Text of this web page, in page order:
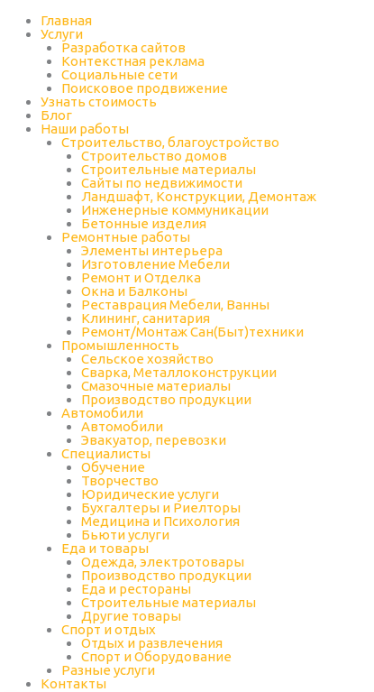
содержимому
Главная
Услуги
Разработка сайтов
Контекстная реклама
Социальные сети
Поисковое продвижение
Узнать стоимость
Блог
Наши работы
Строительство, благоустройство
Строительство домов
Строительные материалы
Сайты по недвижимости
Ландшафт, Конструкции, Демонтаж
Инженерные коммуникации
Бетонные изделия
Ремонтные работы
Элементы интерьера
Изготовление Мебели
Ремонт и Отделка
Окна и Балконы
Реставрация Мебели, Ванны
Клининг, санитария
Ремонт/Монтаж Сан(Быт)техники
Промышленность
Cельское хозяйство
Сварка, Металлоконструкции
Cмазочные материалы
Производство продукции
Автомобили
Автомобили
Эвакуатор, перевозки
Специалисты
Обучение
Творчество
Юридические услуги
Бухгалтеры и Риелторы
Медицина и Психология
Бьюти услуги
Еда и товары
Одежда, электротовары
Производство продукции
Еда и рестораны
Строительные материалы
Другие товары
Спорт и отдых
Отдых и развлечения
Спорт и Оборудование
Разные услуги
Контакты